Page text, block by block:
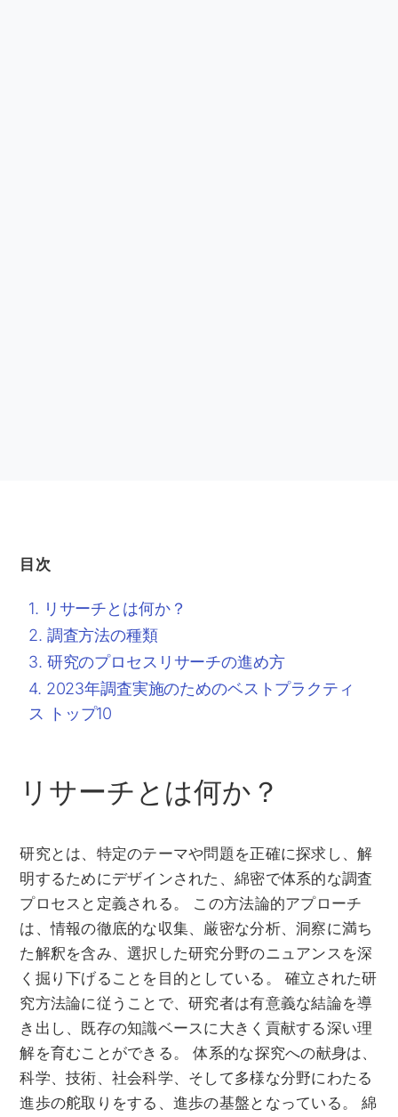
目次
リサーチとは何か？
調査方法の種類
研究のプロセスリサーチの進め方
2023年調査実施のためのベストプラクティ
ス トップ10
リサーチとは何か？
研究とは、特定のテーマや問題を正確に探求し、解
明するためにデザインされた、綿密で体系的な調査
プロセスと定義される。 この方法論的アプローチ
は、情報の徹底的な収集、厳密な分析、洞察に満ち
た解釈を含み、選択した研究分野のニュアンスを深
く掘り下げることを目的としている。 確立された研
究方法論に従うことで、研究者は有意義な結論を導
き出し、既存の知識ベースに大きく貢献する深い理
解を育むことができる。 体系的な探究への献身は、
科学、技術、社会科学、そして多様な分野にわたる
進歩の舵取りをする、進歩の基盤となっている。 綿